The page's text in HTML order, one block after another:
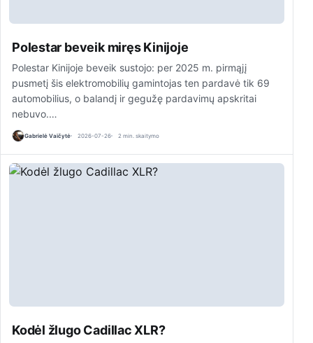
Polestar beveik miręs Kinijoje
Polestar Kinijoje beveik sustojo: per 2025 m. pirmąjį
pusmetį šis elektromobilių gamintojas ten pardavė tik 69
automobilius, o balandį ir gegužę pardavimų apskritai
nebuvo.…
Gabrielė Vaičytė 2026-07-26 2 min. skaitymo
Kodėl žlugo Cadillac XLR?